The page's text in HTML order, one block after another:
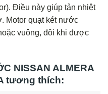
Điều này giúp tản nhiệt
Motor quạt két nước
vuông, đôi khi được
NISSAN ALMERA
tương thích: